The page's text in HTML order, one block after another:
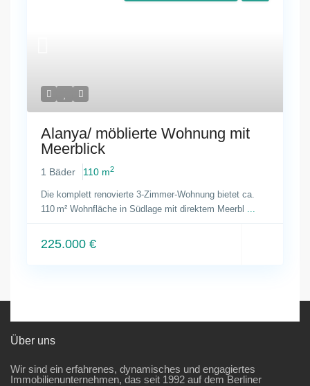
Alanya/ möblierte Wohnung mit
Meerblick
1 Bäder 110 m2
Die komplett renovierte 3-Zimmer-Wohnung bietet ca.
110 m² Wohnfläche in Südlage mit direktem Meerbl ...
225.000 €
Über uns
Wir sind ein erfahrenes, dynamisches und engagiertes
Immobilienunternehmen, das seit 1992 auf dem Berliner